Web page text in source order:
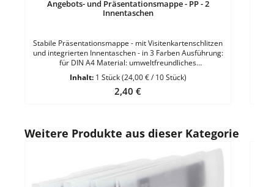
Angebots- und Präsentationsmappe - PP - 2
Innentaschen
Stabile Präsentationsmappe - mit Visitenkartenschlitzen
und integrierten Innentaschen - in 3 Farben Ausführung:
für DIN A4 Material: umweltfreundliches
PolypropylenMaterialstärke: 0,5 mm 1 VE = 10 Stück
Inhalt: 1 Stück(24,00 € / 10 Stück)
Regulärer Preis:
2,40 €
Produktgalerie überspringen
Weitere Produkte aus dieser Kategorie